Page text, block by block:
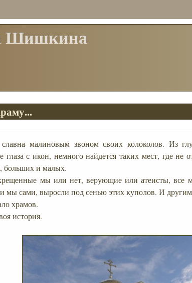
Шишкина
славна малиновым звоном своих колоколов. Из
глаза с икон, немного найдется таких мест, где не
больших и малых.
мы или нет, верующие или атеисты, все
мы сами, выросли под сенью этих куполов. И
храмов.
история.